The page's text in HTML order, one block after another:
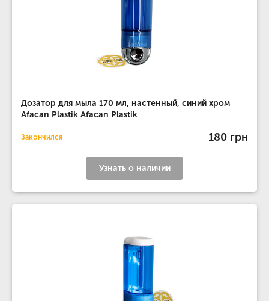
Дозатор для мыла 170 мл, настенный, синий хром
Afacan Plastik Afacan Plastik
Закончился 180 грн
Узнать о наличии